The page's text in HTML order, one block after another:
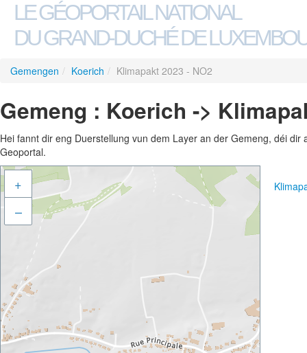
LE GÉOPORTAIL NATIONAL
DU GRAND-DUCHÉ DE
Gemengen / Koerich / Klimapakt 2023 - NO2
Gemeng : Koerich ->
Hei fannt dir eng Duerstellung vun dem Layer an der Gemeng, déi
Geoportal.
+
–